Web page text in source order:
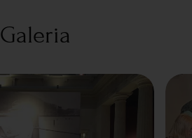
Galeria